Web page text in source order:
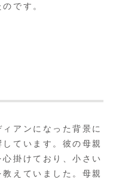
です。
アンになった背景に
ています。彼の母親
掛けており、小さい
えていました。母親